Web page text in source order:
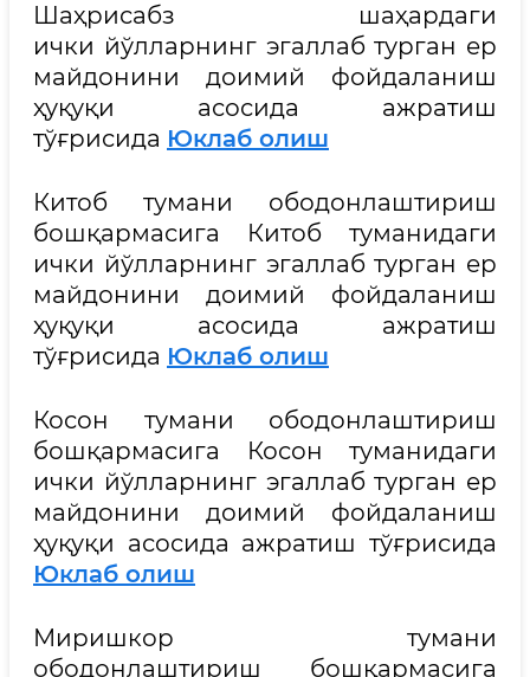
Шаҳрисабз шаҳардаги
ички йўлларнинг эгаллаб турган ер
майдонини доимий фойдаланиш
ҳуқуқи асосида ажратиш
тўғрисида Юклаб олиш
Китоб тумани ободонлаштириш
бошқармасига Китоб туманидаги
ички йўлларнинг эгаллаб турган ер
майдонини доимий фойдаланиш
ҳуқуқи асосида ажратиш
тўғрисида Юклаб олиш
Косон тумани ободонлаштириш
бошқармасига Косон туманидаги
ички йўлларнинг эгаллаб турган ер
майдонини доимий фойдаланиш
ҳуқуқи асосида ажратиш тўғрисида
Юклаб олиш
Миришкор тумани
ободонлаштириш бошқармасига